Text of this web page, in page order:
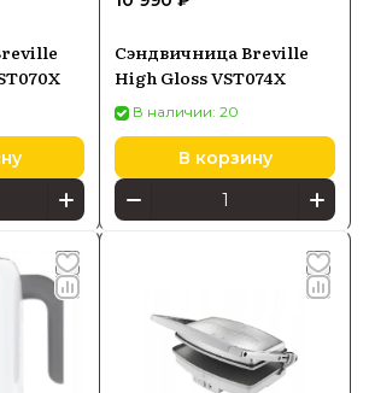
Сэндвичница Breville
High Gloss VST074X
В наличии: 20
В корзину